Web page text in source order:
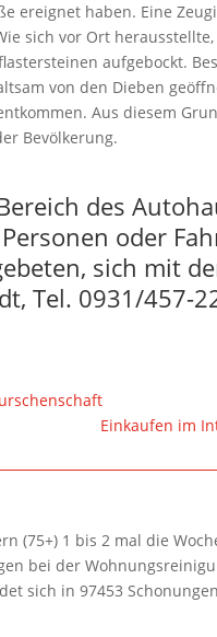
ereignet haben. Eine
sich vor Ort
aufgebockt.
von den Dieben
Aus diesem
Bevölkerung.
des
oder
sich mit
Tel. 0931/457-
Einkaufen im
(75+) 1 bis 2 mal die
bei der
sich in 97453